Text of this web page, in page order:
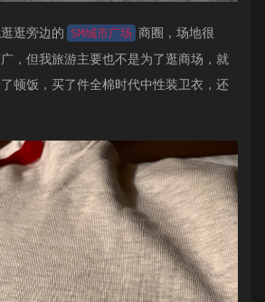
逛旁边的 SM城市广场 商圈，场地很
，但我旅游主要也不是为了逛商场，就
顿饭，买了件全棉时代中性装卫衣，还